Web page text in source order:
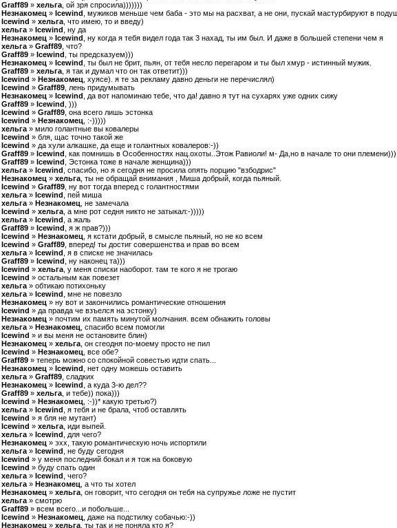
Graff89 » хельга , ой зря спросила)))))))
Незнакомец » Icewind
, мужиков меньше чем баба - это мы на расхват, а не они, пускай мастурбируют в
Icewind » хельга , что имею, то и введу)
хельга » Icewind
, ну да
Незнакомец » Icewind
, ну когда я тебя видел года так 3 нахад, ты им был. И даже в большей степени чем я
хельга » Graff89 , что?
Graff89 » Icewind
, ты предсказуем)))
Незнакомец » Icewind
, ты был не брит, пьян, от тебя несло перегаром и ты был хмур - истинный мужик.
Graff89 » хельга , я так и думал что он так ответит)))
Icewind » Незнакомец , хуясе). я те за рекламу давно деньги не перечислял)
Icewind » Graff89 , лень придумывать
Незнакомец » Icewind
, да вот напоминаю тебе, что да! давно я тут на сухарях уже одних сижу
Graff89 » Icewind
, )))
Icewind » Graff89 , она всего лишь эстонка
Icewind » Незнакомец , :-)))))
хельга » мило голантные вы ковалеры
Icewind » бля, щас точно такой же
Icewind » да хули алкашке, да еще и голантных ковалеров:-))
Graff89 » Icewind
, как помнишь в Особенностях нац.охоты..Этож Равиоли! м- Да,но в начале то они племени)))
Graff89 » Icewind
, Эстонка тоже в начале женщина)))
хельга » Icewind
, спасибо, но я сегодня не просила опять порцию "взбодрис"
Незнакомец » хельга , ты не обращай внимания , Миша добрый, когда пьяный.
Icewind » Graff89 , ну вот тогда вперед с голантностями
хельга » Icewind
, пей миша
хельга » Незнакомец , не замечала
Icewind » хельга , а мне рот седня никто не затыкал:-)))))
хельга » Icewind
, а жаль
Graff89 » Icewind
, я ж прав?)))
Icewind » Незнакомец , я кстати добрый, в смысле пьяный, но не ко всем
Icewind » Graff89 , вперед! ты достиг совершенства и прав во всем
хельга » Icewind
, я в списке не значилась
Graff89 » Icewind
, ну наконец та)))
Icewind » хельга , у меня списки наоборот. там те кого я не трогаю
Icewind » остальным как повезет
хельга » обтикаю потихоньку
хельга » Icewind
, мне не повезло
Незнакомец » ну вот и закончились романтические отношения
Icewind » да правда че взъелся на эстонку)
Незнакомец » почтим их память минутой молчания. всем обнажить головы
хельга » Незнакомец , спасибо всем помогли
Icewind » и вы меня не остановите блин)
Незнакомец » хельга , он сгеодня по-моему просто не пил
Icewind » Незнакомец , все обе?
Graff89 » теперь можно со спокойной совестью идти спать...
Незнакомец » Icewind
, нет одну можешь оставить
хельга » Graff89 , сладких
Незнакомец » Icewind
, а куда 3-ю дел??
Graff89 » хельга , и тебе)) пока)))
Icewind » Незнакомец , :-))* какую третью?)
хельга » Icewind
, я тебя и не брала, чтоб оставлять
Icewind » я бля не мутант)
Icewind » хельга , иди выпей.
хельга » Icewind
, для чего?
Незнакомец » эхх, такую романтическую ночь испортили
хельга » Icewind
, не буду сегодня
Icewind » у меня последний бокал и я тож на боковую
Icewind » буду спать один
хельга » Icewind
, чего?
хельга » Незнакомец , а что ты хотел
Незнакомец » хельга , он говорит, что сегодня он тебя на супружье ложе не пустит
хельга » смотрю
Graff89 » всем всего...и побольше...
Icewind » Незнакомец , даже на подстилку собачью:-))
Незнакомец » хельга , ты так и не поняла кто я?